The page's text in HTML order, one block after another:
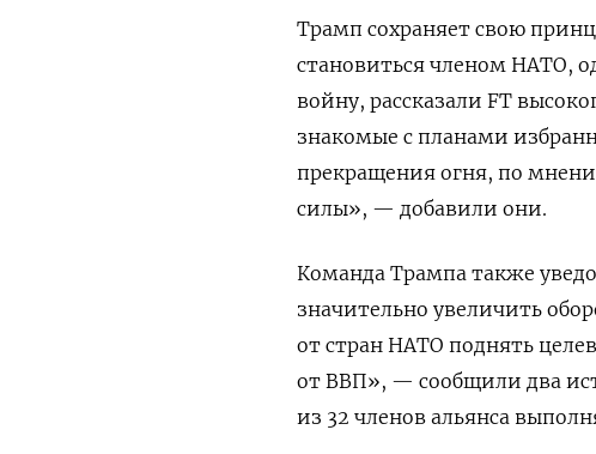
Трамп сохраняет свою
становиться членом НАТО,
войну, рассказали FT
знакомые с планами
прекращения огня, по
силы», — добавили они.
Команда Трампа также
значительно увеличить
от стран НАТО поднять
от ВВП», — сообщили два
из 32 членов альянса